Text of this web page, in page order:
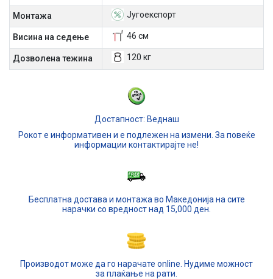
Mонтажа Југоекспорт
Висина на седење 46 см
Дозволена тежина 120 кг
Достапност: Веднаш
Рокот е информативен и е подлежен на измени. За повеќе
информации контактирајте не!
Бесплатна достава и монтажа во Македонија на сите
нарачки со вредност над 15,000 ден.
Производот може да го нарачате online. Нудиме можност
за плаќање на рати.